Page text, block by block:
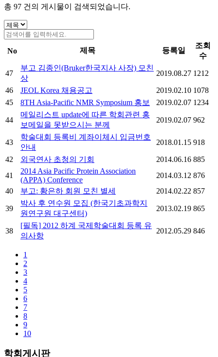
총 97 건의 게시물이 검색되었습니다.
No 제목 등록일
조회
수
47
부고 김종인(Bruker한국지사 사장) 모친
상
2019.08.27 1212
46 JEOL Korea 채용공고 2019.02.10 1078
45
8TH Asia-Pacific NMR Symposium 홍보 2019.02.07 1234
44
메일리스트 update에 따른 학회관련 홍
보메일을 못받으시는 분께
2019.02.07 962
43
학술대회 등록비 계좌이체시 입금번호
안내
2018.01.15 918
42 외국연사 초청의 기회 2014.06.16 885
41
2014 Asia Pacific Protein Association
(APPA) Conference
2014.03.12 876
40
부고: 황은하 회원 모친 별세 2014.02.22 857
39
박사 후 연수원 모집 (한국기초과학지
원연구원 대구센터)
2013.02.19 865
38
[필독] 2012 하계 국제학술대회 등록 유
의사항
2012.05.29 846
1
2
3
4
5
6
7
8
9
10
학회게시판